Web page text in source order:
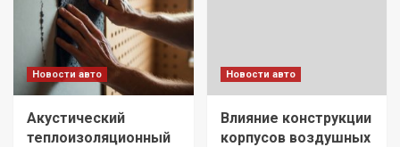
Новости авто
Акустический
теплоизоляционный
Новости авто
Влияние конструкции
корпусов воздушных